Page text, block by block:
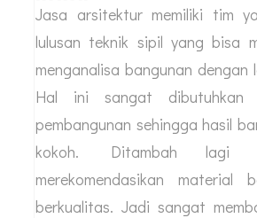
memberikan rekomendasi
hunian dengan desain ruangan
5. Membuat bangunan
kokoh
Jasa arsitektur memiliki tim
lulusan teknik sipil yang bisa
menganalisa bangunan dengan